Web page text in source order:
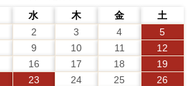
水 木 金
土
2 3 4
5
9 10 11
12
16 17 18
19
23 24 25
26